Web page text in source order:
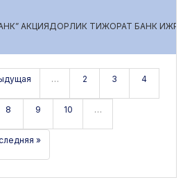
АКЦИЯДОРЛИК ТИЖОРАТ БАНК
… 2 3 4
8 9 10 …
»